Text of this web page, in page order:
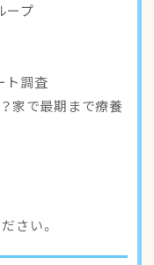
せ
ープ
ト調査
家で最期まで療養
さい。